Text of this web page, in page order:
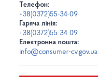
Телефон:
+38(0372)55-34-09
Гаряча лінія:
+38(0372)55-34-09
Електронна пошта:
info@consumer-cv.gov.ua